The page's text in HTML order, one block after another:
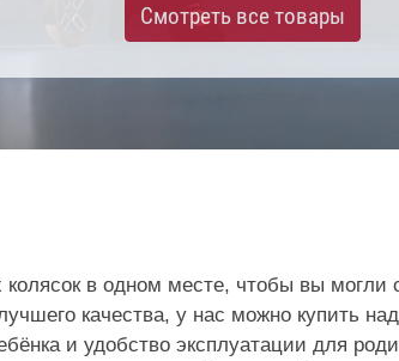
Смотреть все товары
в одном месте, чтобы вы могли
качества, у нас можно купить
и удобство эксплуатации для